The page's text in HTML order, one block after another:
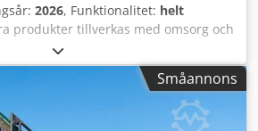
2026, Funktionalitet: helt
produkter tillverkas med omsorg och
Installation och
GRATIS. En dräneringssil är en
inom industrier som
samt byggnation för att avlägsna
Genom att separera fasta
Småannons